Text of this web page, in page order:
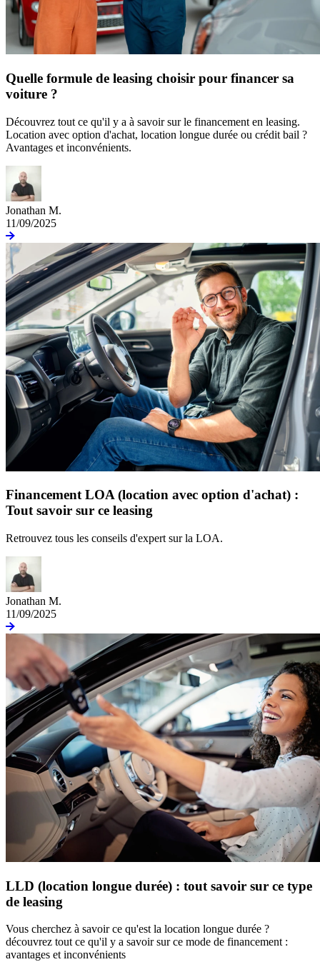
Quelle formule de leasing choisir pour financer sa
voiture ?
Découvrez tout ce qu'il y a à savoir sur le financement en leasing.
Location avec option d'achat, location longue durée ou crédit bail ?
Avantages et inconvénients.
Jonathan M.
11/09/2025
Financement LOA (location avec option d'achat) :
Tout savoir sur ce leasing
Retrouvez tous les conseils d'expert sur la LOA.
Jonathan M.
11/09/2025
LLD (location longue durée) : tout savoir sur ce type
de leasing
Vous cherchez à savoir ce qu'est la location longue durée ?
découvrez tout ce qu'il y a savoir sur ce mode de financement :
avantages et inconvénients